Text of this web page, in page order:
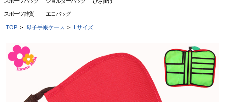
スポーツ雑貨 エコバッグ
TOP > 母子手帳ケース > Lサイズ